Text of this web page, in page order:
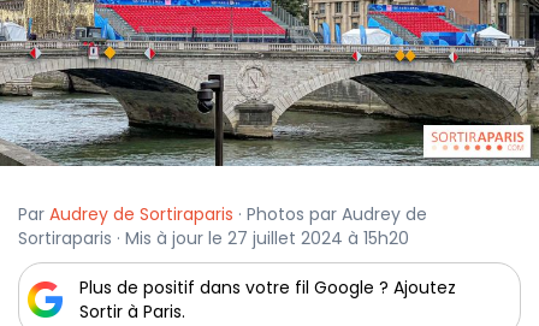
Par Audrey de Sortiraparis · Photos par Audrey de
Sortiraparis · Mis à jour le 27 juillet 2024 à 15h20
Plus de positif dans votre fil Google ? Ajoutez
Sortir à Paris.